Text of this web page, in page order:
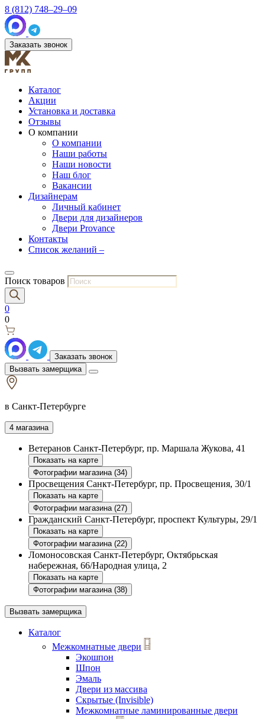
8 (812) 748–29–09
Заказать звонок
Каталог
Акции
Установка и доставка
Отзывы
О компании
О компании
Наши работы
Наши новости
Наш блог
Вакансии
Дизайнерам
Личный кабинет
Двери для дизайнеров
Двери Provance
Контакты
Список желаний –
Поиск товаров
0
0
Заказать звонок
Вызвать замерщика
в Санкт-Петербурге
4 магазина
Ветеранов Санкт-Петербург, пр. Маршала Жукова, 41
Показать на карте
Фотографии магазина (34)
Просвещения Санкт-Петербург, пр. Просвещения, 30/1
Показать на карте
Фотографии магазина (27)
Гражданский Санкт-Петербург, проспект Культуры, 29/1
Показать на карте
Фотографии магазина (22)
Ломоносовская Санкт-Петербург, Октябрьская
набережная, 66/Народная улица, 2
Показать на карте
Фотографии магазина (38)
Вызвать замерщика
Каталог
Межкомнатные двери
Экошпон
Шпон
Эмаль
Двери из массива
Скрытые (Invisible)
Межкомнатные ламинированные двери